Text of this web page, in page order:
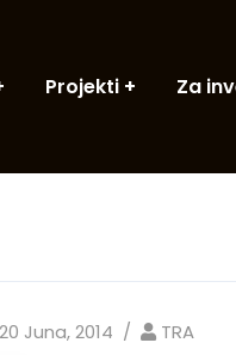
Projekti Za
20 Juna, 2014 TRA